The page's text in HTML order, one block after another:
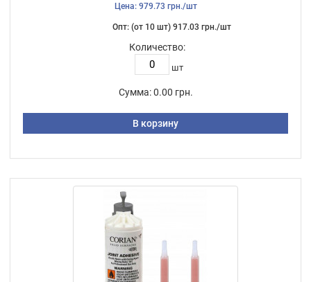
Цена: 979.73 грн./шт
Опт: (от 10 шт) 917.03 грн./шт
Количество:
шт
Сумма: 0.00 грн.
В корзину